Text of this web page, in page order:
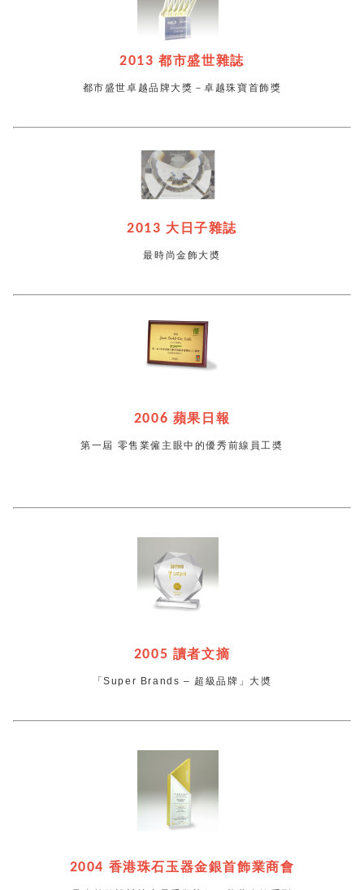
2013都市盛世雜誌
都市盛世卓越品牌大獎－卓越珠寶首飾獎
2013 大日子雜誌
最時尚金飾大奬
2006 蘋果日報
第一屆 零售業僱主眼中的優秀前線員工奬
2005 讀者文摘
「Super Brands – 超級品牌」大奬
2004 香港珠石玉器金銀首飾業商會